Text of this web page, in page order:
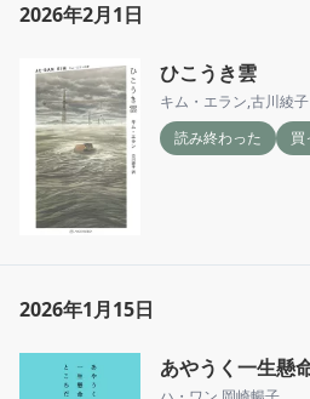
2026年2月1日
ひこうき雲
キム・エラン,古川綾子
読み終わった
買
2026年1月15日
あやうく一生懸